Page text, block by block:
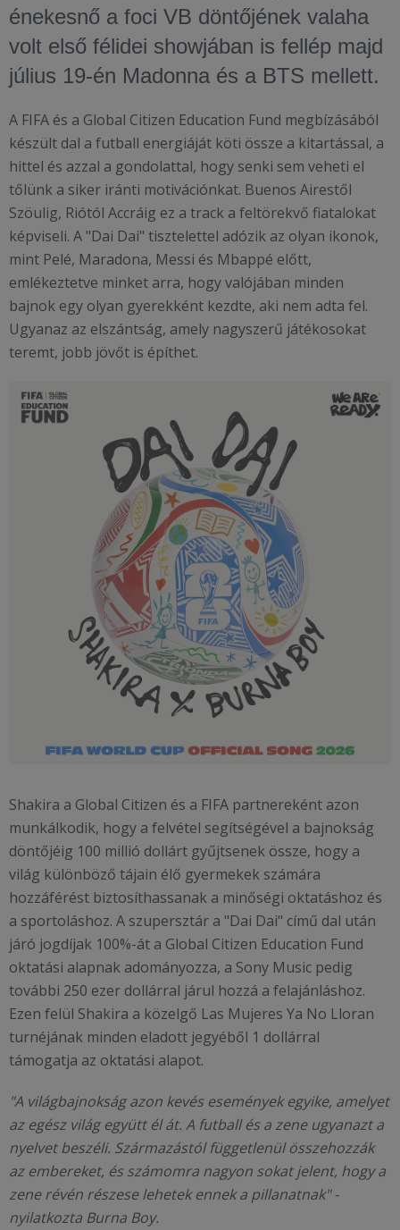
énekesnő a foci VB döntőjének valaha
volt első félidei showjában is fellép majd
július 19-én Madonna és a BTS mellett.
A FIFA és a Global Citizen Education Fund megbízásából
készült dal a futball energiáját köti össze a kitartással, a
hittel és azzal a gondolattal, hogy senki sem veheti el
tőlünk a siker iránti motivációnkat. Buenos Airestől
Szöulig, Riótól Accráig ez a track a feltörekvő fiatalokat
képviseli. A "Dai Dai" tisztelettel adózik az olyan ikonok,
mint Pelé, Maradona, Messi és Mbappé előtt,
emlékeztetve minket arra, hogy valójában minden
bajnok egy olyan gyerekként kezdte, aki nem adta fel.
Ugyanaz az elszántság, amely nagyszerű játékosokat
teremt, jobb jövőt is építhet.
Shakira a Global Citizen és a FIFA partnereként azon
munkálkodik, hogy a felvétel segítségével a bajnokság
döntőjéig 100 millió dollárt gyűjtsenek össze, hogy a
világ különböző tájain élő gyermekek számára
hozzáférést biztosíthassanak a minőségi oktatáshoz és
a sportoláshoz. A szupersztár a "Dai Dai" című dal után
járó jogdíjak 100%-át a Global Citizen Education Fund
oktatási alapnak adományozza, a Sony Music pedig
további 250 ezer dollárral járul hozzá a felajánláshoz.
Ezen felül Shakira a közelgő Las Mujeres Ya No Lloran
turnéjának minden eladott jegyéből 1 dollárral
támogatja az oktatási alapot.
"A világbajnokság azon kevés események egyike, amelyet
az egész világ együtt él át. A futball és a zene ugyanazt a
nyelvet beszéli. Származástól függetlenül összehozzák
az embereket, és számomra nagyon sokat jelent, hogy a
zene révén részese lehetek ennek a pillanatnak" -
nyilatkozta Burna Boy.